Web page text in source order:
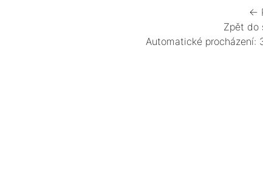
←
Zpět do
Automatické procházení: